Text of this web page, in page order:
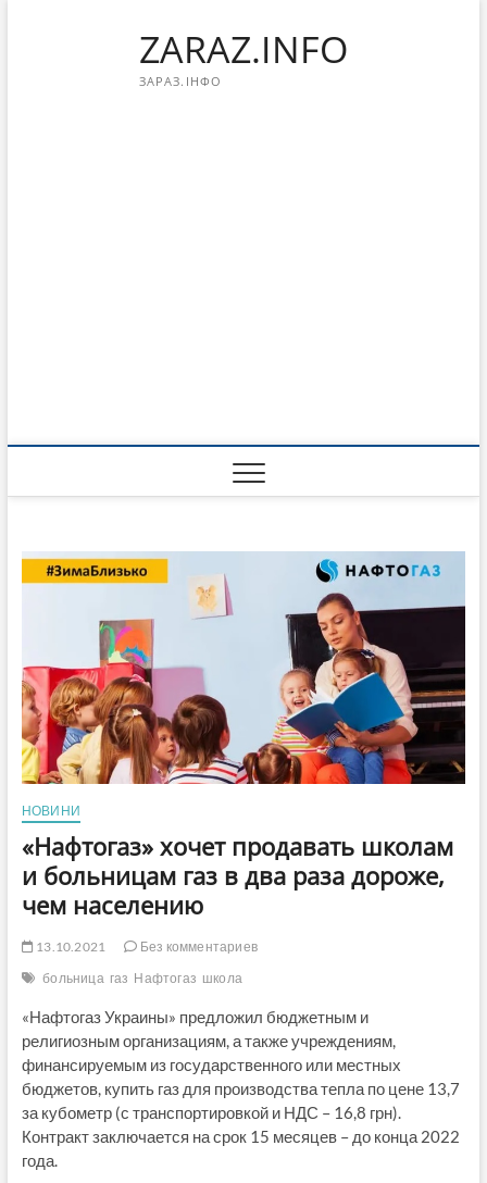
ZARAZ.INFO
ЗАРАЗ.ІНФО
НОВИНИ
«Нафтогаз» хочет продавать школам
и больницам газ в два раза дороже,
чем населению
13.10.2021
Без комментариев
больница газ Нафтогаз школа
«Нафтогаз Украины» предложил бюджетным и
религиозным организациям, а также учреждениям,
финансируемым из государственного или местных
бюджетов, купить газ для производства тепла по цене 13,7
за кубометр (с транспортировкой и НДС – 16,8 грн).
Контракт заключается на срок 15 месяцев – до конца 2022
года.